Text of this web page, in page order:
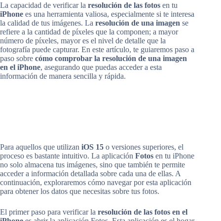
La capacidad de verificar la resolución de las fotos en tu
iPhone es una herramienta valiosa, especialmente si te interesa
la calidad de tus imágenes. La resolución de una imagen se
refiere a la cantidad de píxeles que la componen; a mayor
número de píxeles, mayor es el nivel de detalle que la
fotografía puede capturar. En este artículo, te guiaremos paso a
paso sobre cómo comprobar la resolución de una imagen
en el iPhone, asegurando que puedas acceder a esta
información de manera sencilla y rápida.
Para aquellos que utilizan iOS 15 o versiones superiores, el
proceso es bastante intuitivo. La aplicación Fotos en tu iPhone
no solo almacena tus imágenes, sino que también te permite
acceder a información detallada sobre cada una de ellas. A
continuación, exploraremos cómo navegar por esta aplicación
para obtener los datos que necesitas sobre tus fotos.
El primer paso para verificar la resolución de las fotos en el